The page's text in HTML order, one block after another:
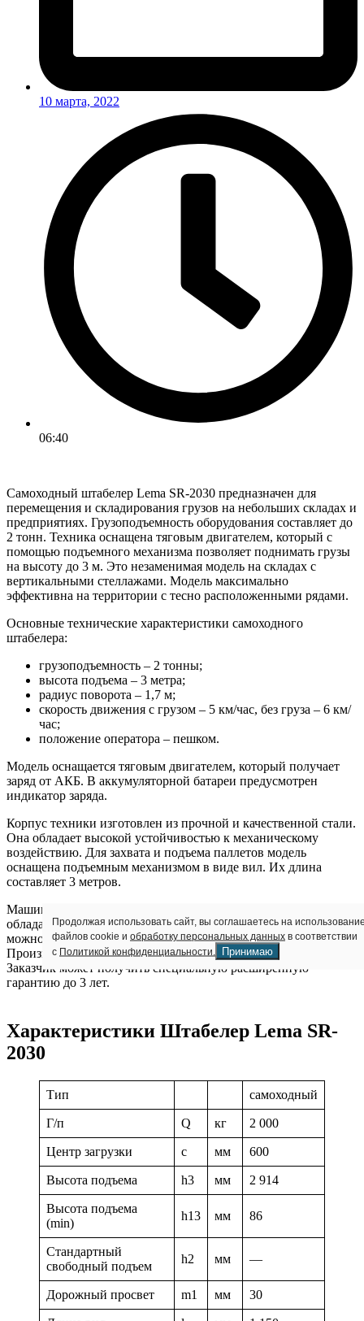
10 марта, 2022
06:40
Самоходный штабелер Lema SR-2030 предназначен для
перемещения и складирования грузов на небольших складах и
предприятиях. Грузоподъемность оборудования составляет до
2 тонн. Техника оснащена тяговым двигателем, который с
помощью подъемного механизма позволяет поднимать грузы
на высоту до 3 м. Это незаменимая модель на складах с
вертикальными стеллажами. Модель максимально
эффективна на территории с тесно расположенными рядами.
Основные технические характеристики самоходного
штабелера:
грузоподъемность – 2 тонны;
высота подъема – 3 метра;
радиус поворота – 1,7 м;
скорость движения с грузом – 5 км/час, без груза – 6 км/
час;
положение оператора – пешком.
Модель оснащается тяговым двигателем, который получает
заряд от АКБ. В аккумуляторной батареи предусмотрен
индикатор заряда.
Корпус техники изготовлен из прочной и качественной стали.
Она обладает высокой устойчивостью к механическому
воздействию. Для захвата и подъема паллетов модель
оснащена подъемным механизмом в виде вил. Их длина
составляет 3 метров.
Машина оснащена простым и удобным управлением. Она
обладает высокой маневренностью. С ее помощью грузы
можно безопасно и компактно складировать на стеллажи.
Производитель дает гарантию на оборудование – 1 год.
Заказчик может получить специальную расширенную
гарантию до 3 лет.
Характеристики Штабелер Lema SR-
2030
Тип самоходный
Г/п Q кг 2 000
Центр загрузки c мм 600
Высота подъема h3 мм 2 914
Высота подъема
(min)
h13 мм 86
Стандартный
свободный подъем
h2 мм —
Дорожный просвет m1 мм 30
Продолжая использовать сайт, вы соглашаетесь на
файлов cookie и обработку персональных данных в соответствии
с Политикой конфиденциальности. Принимаю